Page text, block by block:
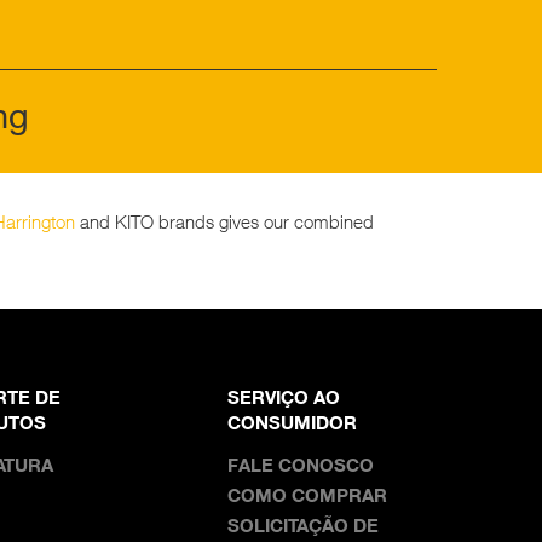
and KITO brands gives our combined
DE
SERVIÇO AO
CONSUMIDOR
FALE CONOSCO
COMO COMPRAR
SOLICITAÇÃO DE